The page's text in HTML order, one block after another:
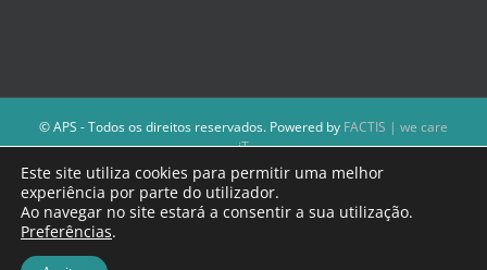
© APS - Todos os direitos reservados. Powered by FACTIS | we care
iT
A Direção da APS reserva-se o direito de não publicar conteúdos que
violem as leis nacionais.
Os textos assinados e as imagens depositadas são da inteira
Este site utiliza cookies para permitir uma melhor
experiência por parte do utilizador.
Ao navegar no site estará a consentir a sua utilização.
Preferências.